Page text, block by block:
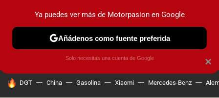
PRUEBAS COCHES ELÉCTRICOS OBSERVATORIO
HOY SE HABLA DE
DGT China Gasolina Xiaomi Mercedes-Benz
×
Ya puedes ver más de Motorpasion en Google
Añádenos como fuente preferida
Solo necesitas una cuenta de Google